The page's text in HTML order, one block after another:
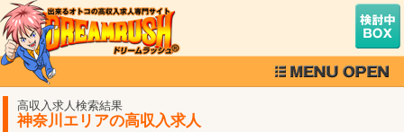
高収入求人検索結果
神奈川エリアの高収入求人